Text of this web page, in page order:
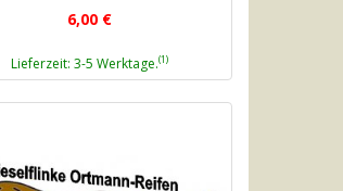
6,00 €
Lieferzeit: 3-5 Werktage.(1)